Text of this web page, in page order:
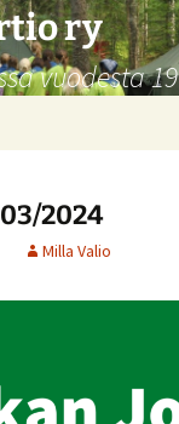
ry
vuodesta
2024
Milla Valio